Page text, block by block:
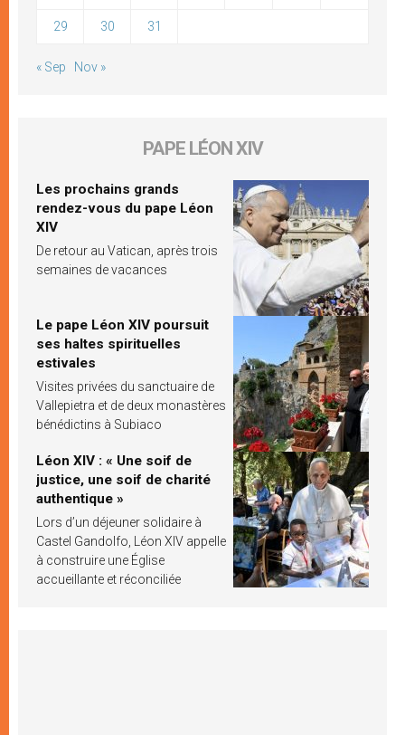
29 30 31
« Sep Nov »
PAPE LÉON XIV
Les prochains grands
rendez-vous du pape Léon
XIV
De retour au Vatican, après trois
semaines de vacances
Le pape Léon XIV poursuit
ses haltes spirituelles
estivales
Visites privées du sanctuaire de
Vallepietra et de deux monastères
bénédictins à Subiaco
Léon XIV : « Une soif de
justice, une soif de charité
authentique »
Lors d’un déjeuner solidaire à
Castel Gandolfo, Léon XIV appelle
à construire une Église
accueillante et réconciliée